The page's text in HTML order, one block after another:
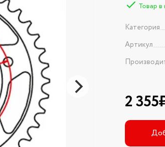
Товар в
Категория
Артикул
2